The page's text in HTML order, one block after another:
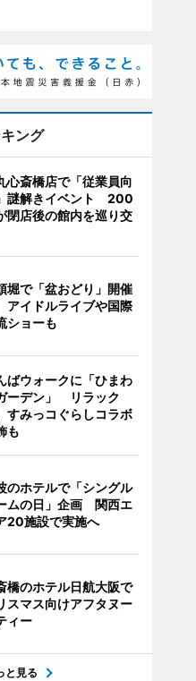
ング
心斎橋店で「従業員向
謎解きイベント 200
閉店後の館内を巡り交
堀で「盆おどり」開催
イドルライブや国際
ショーも
ばウォークに「ひまわ
ーデン」 リラック
すみっコぐらしコラボ
も
のホテルで「シングル
ムの日」企画 関西エ
20施設で実施へ
橋のホテル日航大阪で
スマス向けアフタヌー
ィー
と見る